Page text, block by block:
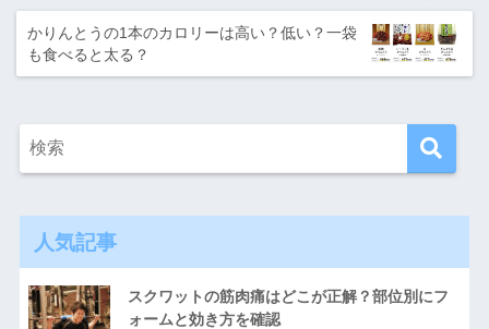
かりんとうの1本のカロリーは高い？低い？一袋
も食べると太る？
人気記事
スクワットの筋肉痛はどこが正解？部位別にフ
ォームと効き方を確認